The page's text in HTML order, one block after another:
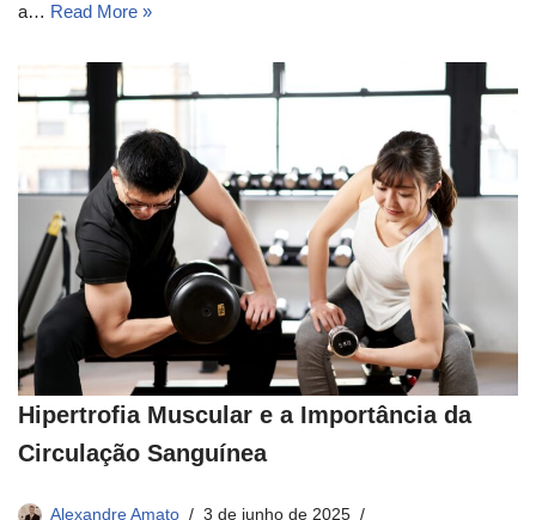
a… Read More »
Hipertrofia Muscular e a Importância da
Circulação Sanguínea
Alexandre Amato 3 de junho de 2025